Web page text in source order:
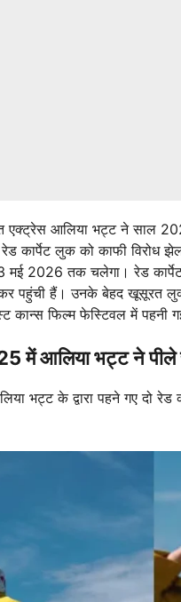
एक्ट्रेस आलिया भट्ट ने साल
कार्पेट लुक को काफी
मई 2026 तक चलेगा। रेड
पहुंची हैं। उनके बेहद खूसूरत
फिल्म फेस्टिवल में पहनी
में आलिया भट्ट ने पीले
भट्ट के द्वारा पहने गए दो